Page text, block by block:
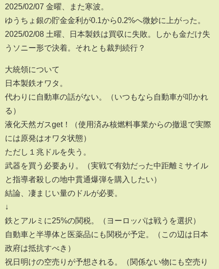
2025/02/07 金曜、また寒波。
ゆうちょ銀の貯金金利が0.1から0.2%へ微妙に上がった。
2025/02/08 土曜、日本製鉄は買収に失敗。しかも金だけ失
うソニー形で決着。それとも裁判続行？
大統領について
日本製鉄オワタ。
代わりに自動車の話がない。（いつもなら自動車が叩かれ
る）
液化天然ガスget！（使用済み核燃料事業からの撤退で実際
には原発はオワタ状態）
ただし１兆ドルを失う。
武器を買う必要あり。（実戦で有効だった中距離ミサイル
と指導者殺しの地中貫通爆弾を購入したい）
結論、凄まじい量のドルが必要。
↓
鉄とアルミに25%の関税。（ヨーロッパは戦うを選択）
自動車と半導体と医薬品にも関税が予定。（この辺は日本
政府は抵抗すべき）
祝日明けの空売りが予想される。（関係ない物にも空売り